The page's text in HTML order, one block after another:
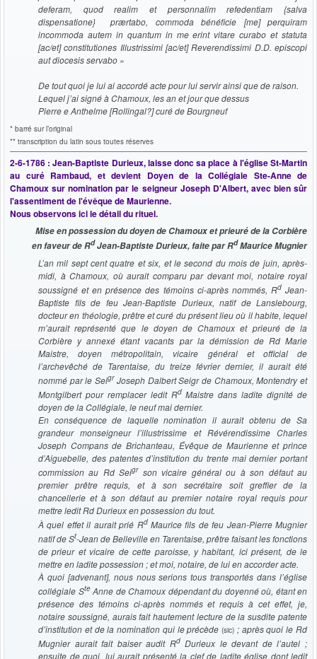
deferam, quod realim et personnalim refedentiam {salva
dispensatione} prærtabo, commoda bénéficie [me] perquiram
incommoda autem in quantum in me erint vitare curabo et statuta
[ac/et] constitutiones Illustrissimi [ac/et] Reverendissimi D.D. episcopi
aut diocesis servabo »
De tout quoi je lui ai accordé acte pour lui servir ainsi que de raison.
Lequel j’ai signé à Chamoux, les an et jour que dessus
Pierre e Anthelme [Rollingal?] curé de Bourgneuf
* barré sur l’original
** transcription du latin sous toutes réserves
2-6-1786 : Jean-Baptiste Durieux, laisse donc sa place à l'église St-Martin
au curé Rambaud, et devient Doyen de la Collégiale Ste-Anne de
Chamoux sur nomination par le seigneur Joseph D'Albert, avec bien sûr
l'assentiment de l'évêque de Maurienne.
Nous observons ici le détail du rituel.
Mise en possession du doyen de Chamoux et prieuré de la Corbière
en faveur deRd Jean-Baptiste Durieux, faite parRd Maurice Mugnier
L’an mil sept cent quatre et six, et le second du mois de juin, après-
midi, à Chamoux, où aurait comparu par devant moi, notaire royal
soussigné et en présence des témoins ci-après nommés, RdJean-
Baptiste fils de feu Jean-Baptiste Durieux, natif de Lanslebourg,
docteur en théologie, prêtre et curé du présent lieu où il habite, lequel
m’aurait représenté que le doyen de Chamoux et prieuré de la
Corbière y annexé étant vacants par la démission de Rd Marie
Maistre, doyen métropolitain, vicaire général et official de
l’archevêché de Tarentaise, du treize février dernier, il aurait été
nommé par le SeigrJoseph Dalbert Seigr de Chamoux, Montendry et
Montgilbert pour remplacer ledit Rd Maistre dans ladite dignité de
doyen de la Collégiale, le neuf mai dernier.
En conséquence de laquelle nomination il aurait obtenu de Sa
grandeur monseigneur l’illustrissime et Révérendissime Charles
Joseph Compans de Brichanteau, Évêque de Maurienne et prince
d’Aiguebelle, des patentes d’institution du trente mai dernier portant
commission au Rd Seigrson vicaire général ou à son défaut au
premier prêtre requis, et à son secrétaire soit greffier de la
chancellerie et à son défaut au premier notaire royal requis pour
mettre ledit Rd Durieux en possession du tout.
À quel effet il aurait prié Rd Maurice fils de feu Jean-Pierre Mugnier
natif de St-Jean de Belleville en Tarentaise, prêtre faisant les fonctions
de prieur et vicaire de cette paroisse, y habitant, ici présent, de le
mettre en ladite possession ; et moi, notaire, de lui en accorder acte.
À quoi [advenant], nous nous serions tous transportés dans l’église
collégiale SteAnne de Chamoux dépendant du doyenné où, étant en
présence des témoins ci-après nommés et requis à cet effet, je,
notaire soussigné, aurais fait hautement lecture de la susdite patente
d’institution et de la nomination qui le précède(sic) ; après quoi le Rd
Mugnier aurait fait baiser audit RdDurieux le devant de l’autel ;
ensuite de quoi, lui aurait présenté la clef de ladite église dont ledit